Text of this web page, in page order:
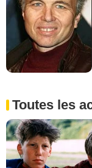
Toutes les